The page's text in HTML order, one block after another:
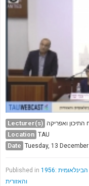
TAU General
Lecturer(s) התיכון ואפריקה
Location TAU
Date Tuesday, 13
Published in 1956: נקודת מפנה בחיי הקהילות היהודיות בישראל ובזירות הבינלאומית
והאזורית